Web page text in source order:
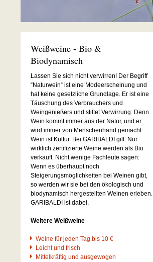
Weißweine - Bio &
Biodynamisch
Lassen Sie sich nicht verwirren! Der Begriff
“Naturwein“ ist eine Modeerscheinung und
hat keine gesetzliche Grundlage. Er ist eine
Täuschung des Verbrauchers und
Weingenießers und stiftet Verwirrung. Denn
Wein kommt immer aus der Natur, und er
wird immer von Menschenhand gemacht:
Wein ist Kultur. Bei GARIBALDI gilt: Nur
wirklich zertifizierte Weine werden als Bio
verkauft. Nicht wenige Fachleute sagen:
Wenn es überhaupt noch
Steigerungsmöglichkeiten bei Weinen gibt,
so werden wir sie bei den ökologisch und
biodynamisch hergestellten Weinen erleben.
GARIBALDI ist dabei.
Weitere Weißweine
Weine für jeden Tag bis 10 €
Leicht und frisch
Mittelkräftig und ausgewogen